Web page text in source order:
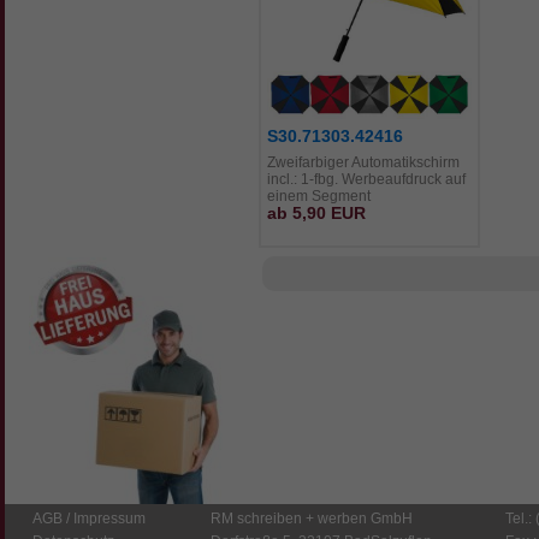
S30.71303.42416
Zweifarbiger Automatikschirm
incl.: 1-fbg. Werbeaufdruck auf
einem Segment
ab 5,90 EUR
AGB / Impressum
RM schreiben + werben GmbH
Tel.: